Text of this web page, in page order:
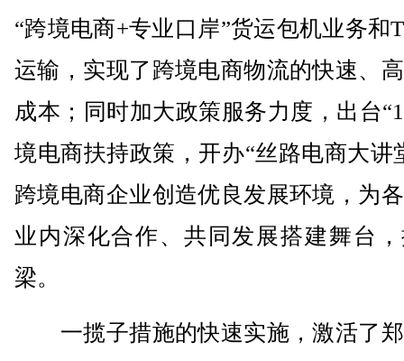
“跨境电商+专业口岸”货运包机业务和
运输，实现了跨境电商物流的快速、
成本；同时加大政策服务力度，出台
境电商扶持政策，开办“丝路电商大讲
跨境电商企业创造优良发展环境，为
业内深化合作、共同发展搭建舞台
梁。
一揽子措施的快速实施，激活了